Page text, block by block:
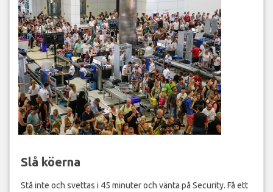
Slå köerna
Stå inte och svettas i 45 minuter och vänta på Security. Få ett